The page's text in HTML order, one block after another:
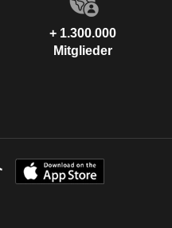
+ 1.300.000
Mitglieder